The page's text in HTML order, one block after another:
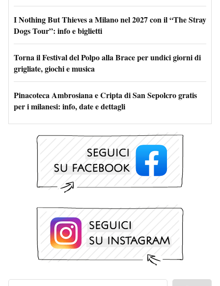
I Nothing But Thieves a Milano nel 2027 con il “The Stray
Dogs Tour”: info e biglietti
Torna il Festival del Polpo alla Brace per undici giorni di
grigliate, giochi e musica
Pinacoteca Ambrosiana e Cripta di San Sepolcro gratis
per i milanesi: info, date e dettagli